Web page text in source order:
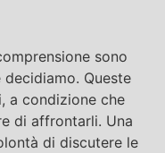
sono
Queste
a condizione che
di affrontarli. Una
di discutere le